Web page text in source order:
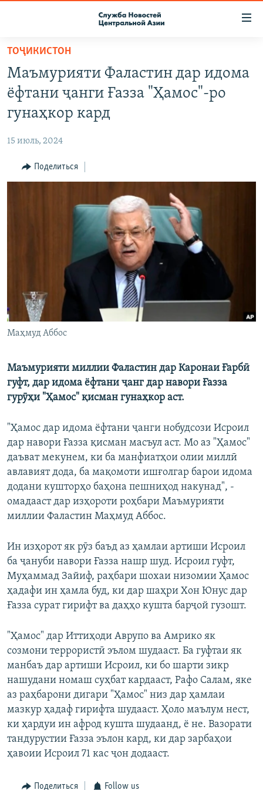
Вернуться
основному
содержанию
Вернутся
главной
Вернутся
ПОДПИСКА
КОНТАКТЫ
НАСТОЯЩЕЕ ВРЕМЯ
МИГРАНТ МЕДИА
ТОҶИКИСТОН
Маъмурияти Фаластин дар идома
ёфтани ҷанги Ғазза "Ҳамос"-ро
гунаҳкор кард
15 июль, 2024
Поделиться
Маҳмуд Аббос
Маъмурияти миллии Фаластин дар Каронаи Ғарбӣ
гуфт, дар идома ёфтани ҷанг дар навори Ғазза
гурӯҳи "Ҳамос" қисман гунаҳкор аст.
"Ҳамос дар идома ёфтани ҷанги нобудсози Исроил
дар навори Ғазза қисман масъул аст. Мо аз "Ҳамос"
даъват мекунем, ки ба манфиатҳои олии миллӣ
авлавият дода, ба мақомоти ишғолгар барои идома
додани кушторҳо баҳона пешниҳод накунад", -
омадааст дар изҳороти роҳбари Маъмурияти
миллии Фаластин Маҳмуд Аббос.
Ин изҳорот як рӯз баъд аз ҳамлаи артиши Исроил
ба ҷануби навори Ғазза нашр шуд. Исроил гуфт,
Муҳаммад Зайиф, раҳбари шохаи низомии Ҳамос
ҳадафи ин ҳамла буд, ки дар шаҳри Хон Юнус дар
Ғазза сурат гирифт ва даҳҳо кушта барҷой гузошт.
"Ҳамос" дар Иттиҳоди Аврупо ва Амрико як
созмони террористӣ эълом шудааст. Ба гуфтаи як
манбаъ дар артиши Исроил, ки бо шарти зикр
нашудани номаш суҳбат кардааст, Рафо Салам, яке
аз раҳбарони дигари "Ҳамос" низ дар ҳамлаи
мазкур ҳадаф гирифта шудааст. Ҳоло маълум нест,
ки ҳардуи ин афрод кушта шудаанд, ё не. Вазорати
тандурустии Ғазза эълон кард, ки дар зарбаҳои
ҳавоии Исроил 71 кас ҷон додааст.
Поделиться Follow us